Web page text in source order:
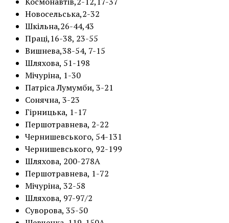
Новосельська,2-32
Шкільна,26-44,43
Праці,16-38, 23-55
Вишнева,38-54, 7-15
Шляхова, 51-198
Мічуріна, 1-30
Патріса Лумумби, 3-21
Сонячна, 3-23
Гірницька, 1-17
Першотравнева, 2-22
Чернишевського, 54-131
Чернишевського, 92-199
Шляхова, 200-278А
Першотравнева, 1-72
Мічуріна, 32-58
Шляхова, 97-97/2
Суворова, 35-50